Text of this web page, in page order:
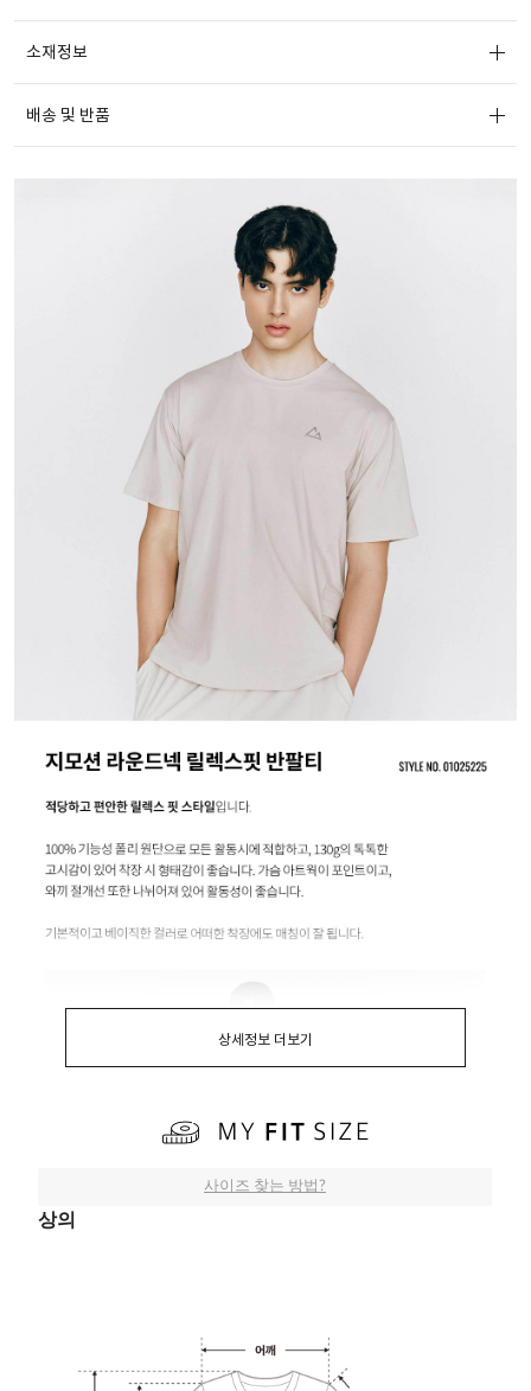
소재정보
배송 및 반품
상세정보 더보기